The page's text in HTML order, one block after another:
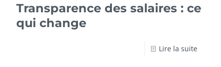
Transparence des salaires : ce
qui change
Lire la suite